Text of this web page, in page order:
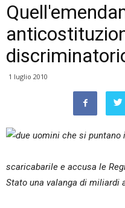
1 luglio 2010
scaricabarile e accusa le
Stato una valanga di miliardi